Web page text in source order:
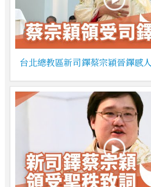
台北總教區新司鐸蔡宗穎晉鐸感人